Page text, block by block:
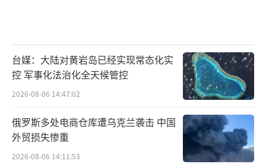
台媒：大陆对黄岩岛已经实现常态化实
控 军事化法治化全天候管控
2026-08-06 14:47:02
俄罗斯多处电商仓库遭乌克兰袭击 中国
外贸损失惨重
2026-08-06 14:11:53